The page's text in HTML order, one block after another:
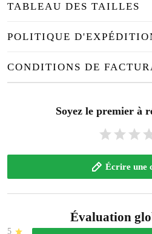
TABLEAU DES TAILLES
POLITIQUE
CONDITIONS DE
Soyez le premier à
Écrire une
Évaluation
5